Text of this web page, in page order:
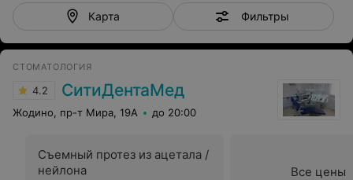
Карта Фильтры
СТОМАТОЛОГИЯ
4.2 СитиДентаМед
Жодино, пр-т Мира, 19А до 20:00
Съемный протез из ацетала /
нейлона
Все цены